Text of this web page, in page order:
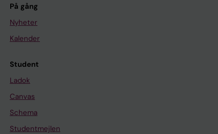
På gång
Nyheter
Kalender
Student
Ladok
Canvas
Schema
Studentmejlen